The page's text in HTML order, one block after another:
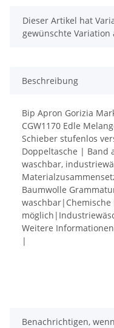
x
Dieser Artikel hat
gewünschte Variation
Beschreibung
Bip Apron Gorizia
CGW1170 Edle
Schieber stufenlos
Doppeltasche | Band
waschbar,
Baumwolle
waschbar|Chemische
Weitere
|
Benachrichtigen,